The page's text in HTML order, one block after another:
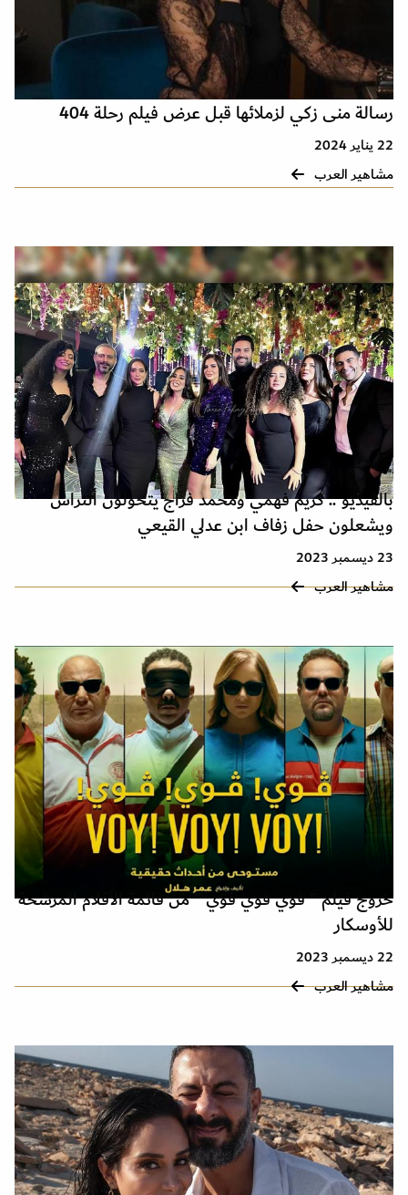
رسالة منى زكي لزملائها قبل عرض فيلم رحلة 404
22 يناير 2024
مشاهير العرب
بالفيديو .. كريم فهمي ومحمد فراج يتحولون ألتراس
ويشعلون حفل زفاف ابن عدلي القيعي
23 ديسمبر 2023
مشاهير العرب
خروج فيلم " فوي فوي فوي " من قائمة الأفلام المرشحة
للأوسكار
22 ديسمبر 2023
مشاهير العرب